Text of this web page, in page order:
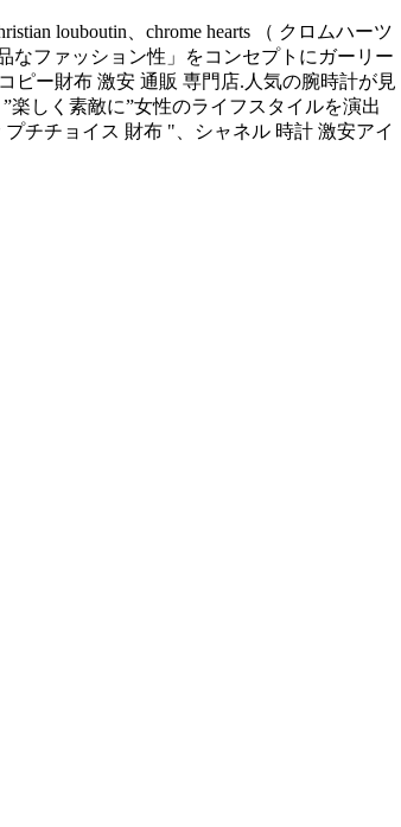
louboutin、chrome hearts （ クロムハーツ
なファッション性」をコンセプトにガーリー
ピー財布 激安 通販 専門店.人気の腕時計が見
楽しく素敵に”女性のライフスタイルを演出
チチョイス 財布 "、シャネル 時計 激安アイ